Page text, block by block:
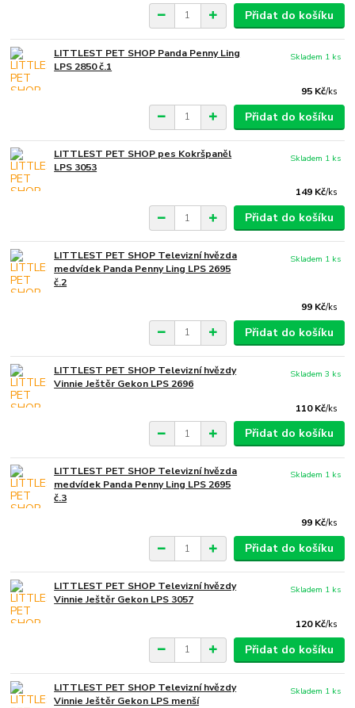
Přidat do košíku
LITTLEST PET SHOP Panda Penny Ling
LPS 2850 č.1
95 Kč/ks
Skladem 1 ks
Přidat do košíku
LITTLEST PET SHOP pes Kokršpaněl
LPS 3053
149 Kč/ks
Skladem 1 ks
Přidat do košíku
LITTLEST PET SHOP Televizní hvězda
medvídek Panda Penny Ling LPS 2695
č.2
99 Kč/ks
Skladem 1 ks
Přidat do košíku
LITTLEST PET SHOP Televizní hvězdy
Vinnie Ještěr Gekon LPS 2696
110 Kč/ks
Skladem 3 ks
Přidat do košíku
LITTLEST PET SHOP Televizní hvězda
medvídek Panda Penny Ling LPS 2695
č.3
99 Kč/ks
Skladem 1 ks
Přidat do košíku
LITTLEST PET SHOP Televizní hvězdy
Vinnie Ještěr Gekon LPS 3057
120 Kč/ks
Skladem 1 ks
Přidat do košíku
LITTLEST PET SHOP Televizní hvězdy
Vinnie Ještěr Gekon LPS menší
Skladem 1 ks